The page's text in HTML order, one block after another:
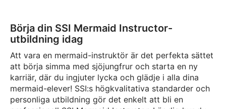
Börja din SSI Mermaid Instructor-
utbildning idag
Att vara en mermaid-instruktör är det perfekta sättet
att börja simma med sjöjungfrur och starta en ny
karriär, där du ingjuter lycka och glädje i alla dina
mermaid-elever! SSI:s högkvalitativa standarder och
personliga utbildning gör det enkelt att bli en